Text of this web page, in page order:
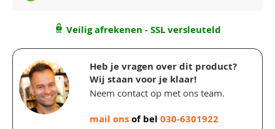
Veilig afrekenen - SSL versleuteld
Heb je vragen over dit product?
Wij staan voor je klaar!
Neem contact op met ons team.
mail onsof bel 030-6301922